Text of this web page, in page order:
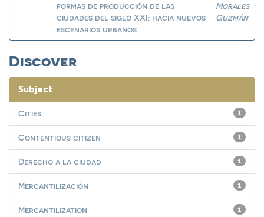
formas de producción de las
ciudades del siglo XXI: hacia nuevos
escenarios urbanos
Morales
Guzmán
Discover
Subject
1
Cities
1
Contentious citizen
1
Derecho a la ciudad
1
Mercantilización
1
Mercantilization